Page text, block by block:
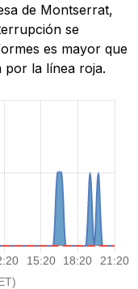
de Montserrat,
se
es mayor que
por la línea roja.